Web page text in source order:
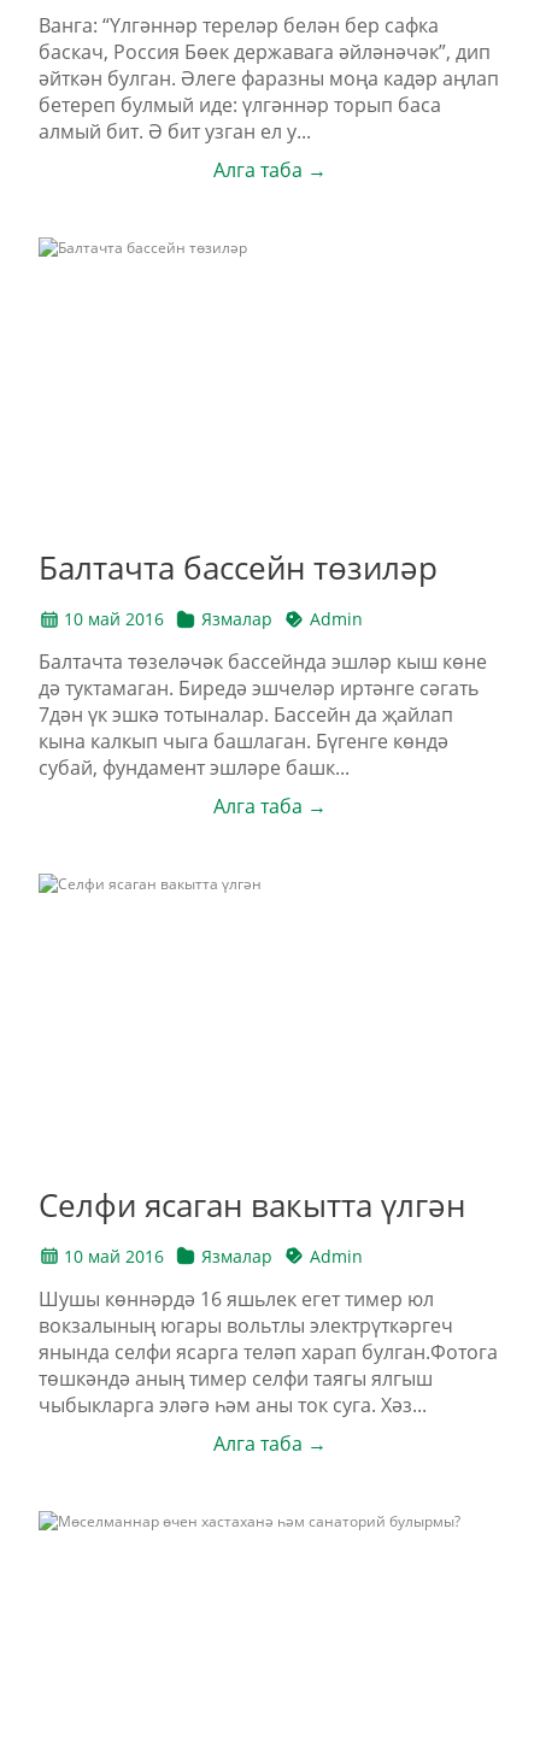
Ванга: “Үлгәннәр тереләр белән бер сафка
баскач, Россия Бөек державага әйләнәчәк”, дип
әйткән булган. Әлеге фаразны моңа кадәр аңлап
бетереп булмый иде: үлгәннәр торып баса
алмый бит. Ә бит узган ел у...
Алга таба →
Балтачта бассейн төзиләр
10 май 2016 Язмалар Admin
Балтачта төзеләчәк бассейнда эшләр кыш көне
дә туктамаган. Биредә эшчеләр иртәнге сәгать
7дән үк эшкә тотыналар. Бассейн да җайлап
кына калкып чыга башлаган. Бүгенге көндә
субай, фундамент эшләре башк...
Алга таба →
Селфи ясаган вакытта үлгән
10 май 2016 Язмалар Admin
Шушы көннәрдә 16 яшьлек егет тимер юл
вокзалының югары вольтлы электрүткәргеч
янында селфи ясарга теләп харап булган.Фотога
төшкәндә аның тимер селфи таягы ялгыш
чыбыкларга эләгә һәм аны ток суга. Хәз...
Алга таба →